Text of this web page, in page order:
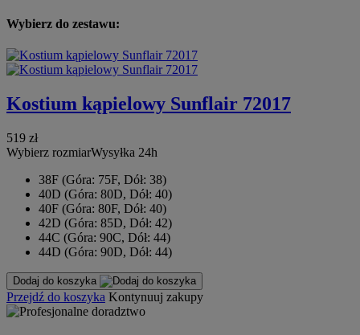
Wybierz do zestawu:
Kostium kąpielowy Sunflair 72017
519 zł
Wybierz rozmiarWysyłka 24h
38F (Góra: 75F, Dół: 38)
40D (Góra: 80D, Dół: 40)
40F (Góra: 80F, Dół: 40)
42D (Góra: 85D, Dół: 42)
44C (Góra: 90C, Dół: 44)
44D (Góra: 90D, Dół: 44)
Dodaj do koszyka
Przejdź do koszyka Kontynuuj zakupy